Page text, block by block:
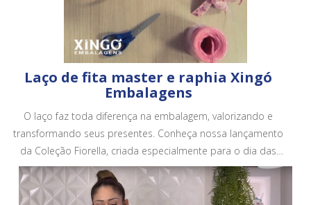
Laço de fita master e raphia Xingó
Embalagens
O laço faz toda diferença na embalagem, valorizando e
transformando seus presentes. Conheça nossa lançamento
da Coleção Fiorella, criada especialmente para o dia das
mães. Conheça todos os nossos produtos em no site.